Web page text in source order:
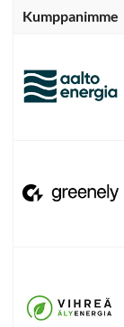
Kumppanimme